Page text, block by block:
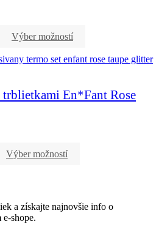
Výber možností
trblietkami En*Fant Rose
Výber možností
a získajte najnovšie info o
shope.